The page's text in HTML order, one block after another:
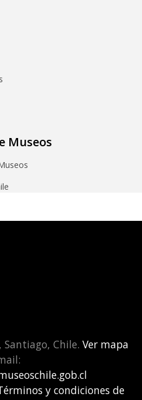
Museos
Santiago, Chile. Ver mapa
y condiciones de